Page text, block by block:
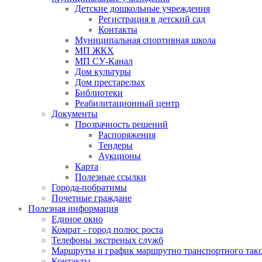
Детские дошкольные учреждения
Регистрация в детский сад
Контакты
Муниципальная спортивная школа
МП ЖКХ
МП СУ-Канал
Дом культуры
Дом престарелых
Библиотеки
Реабилитационный центр
Документы
Прозрачность решений
Распоряжения
Тендеры
Аукционы
Карта
Полезные ссылки
Города-побратимы
Почетные граждане
Полезная информация
Единое окно
Комрат - город полюс роста
Телефоны экстреных служб
Маршруты и график маршрутно транспортного